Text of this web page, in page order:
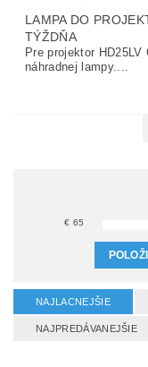
LAMPA DO
TÝŽDŇA
Pre projektor
náhradnej lampy....
€ 65
NAJLACNEJŠIE
NAJPREDÁVANEJŠIE